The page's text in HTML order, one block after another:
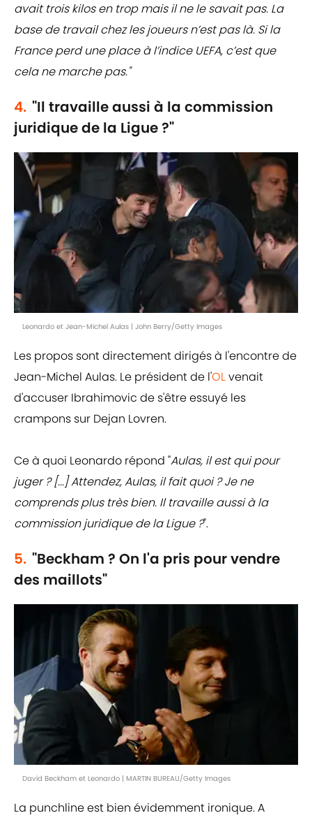
avait trois kilos en trop mais il ne le savait pas. La
base de travail chez les joueurs n’est pas là. Si la
France perd une place à l’indice UEFA, c’est que
cela ne marche pas."
4. "Il travaille aussi à la commission
juridique de la Ligue ?"
Leonardo et Jean-Michel Aulas | John Berry/Getty Images
Les propos sont directement dirigés à l'encontre de
Jean-Michel Aulas. Le président de l'OLvenait
d'accuser Ibrahimovic de s'être essuyé les
crampons sur Dejan Lovren.
Ce à quoi Leonardo répond "Aulas, il est qui pour
juger ? [...] Attendez, Aulas, il fait quoi ? Je ne
comprends plus très bien. Il travaille aussi à la
commission juridique de la Ligue ?".
5. "Beckham ? On l'a pris pour vendre
des maillots"
David Beckham et Leonardo | MARTIN BUREAU/Getty Images
La punchline est bien évidemment ironique. A